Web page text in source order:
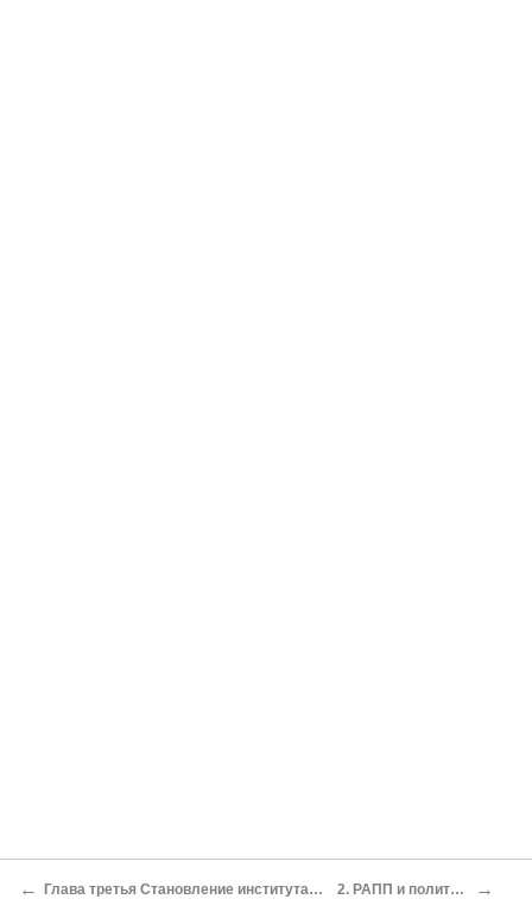
← Глава третья Становление института советской литературной критики в эпоху культурной революции: 1928–1932 2. РАПП и политическая инструментализация критики →